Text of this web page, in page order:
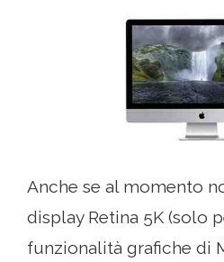
Anche se al momento
display Retina 5K (solo
funzionalità grafiche di